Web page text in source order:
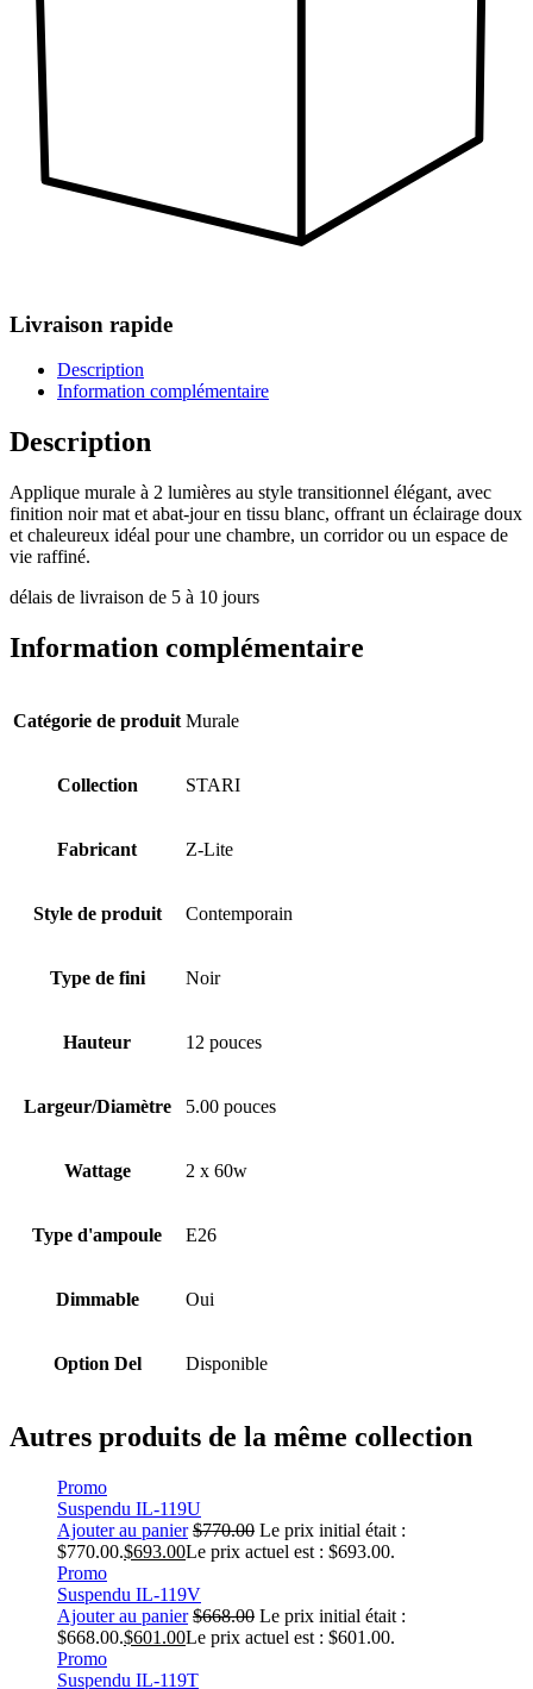
Livraison rapide
Description
Information complémentaire
Description
Applique murale à 2 lumières au style transitionnel élégant, avec
finition noir mat et abat-jour en tissu blanc, offrant un éclairage doux
et chaleureux idéal pour une chambre, un corridor ou un espace de
vie raffiné.
délais de livraison de 5 à 10 jours
Information complémentaire
Catégorie de produit Murale
Collection STARI
Fabricant Z-Lite
Style de produit Contemporain
Type de fini Noir
Hauteur 12 pouces
Largeur/Diamètre 5.00 pouces
Wattage 2 x 60w
Type d'ampoule E26
Dimmable Oui
Option Del Disponible
Autres produits de la même collection
Promo
Suspendu IL-119U
Ajouter au panier $770.00 Le prix initial était :
$770.00.$693.00Le prix actuel est : $693.00.
Promo
Suspendu IL-119V
Ajouter au panier $668.00 Le prix initial était :
$668.00.$601.00Le prix actuel est : $601.00.
Promo
Suspendu IL-119T